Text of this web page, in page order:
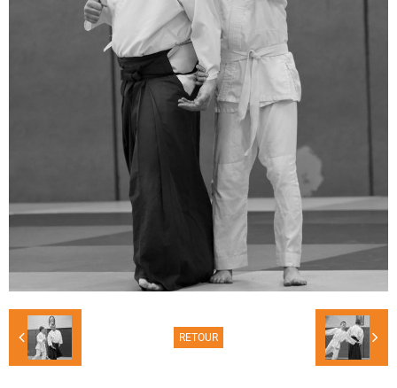
RETOUR